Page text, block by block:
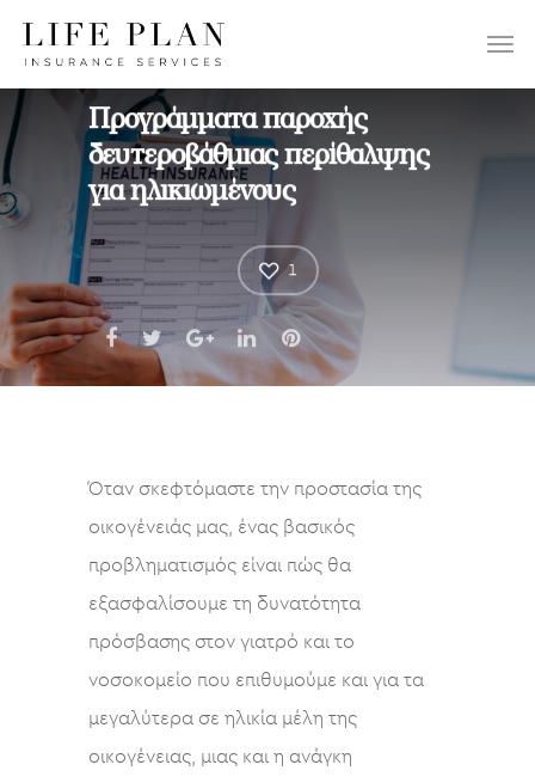
ΕΠΙΛΕΞΤΕ:
Προγράμματα παροχής
δευτεροβάθμιας περίθαλψης
για ηλικιωμένους
1
Όταν σκεφτόμαστε την προστασία της
οικογένειάς μας, ένας βασικός
προβληματισμός είναι πώς θα
εξασφαλίσουμε τη δυνατότητα
πρόσβασης στον γιατρό και το
νοσοκομείο που επιθυμούμε και για τα
μεγαλύτερα σε ηλικία μέλη της
οικογένειας, μιας και η ανάγκη